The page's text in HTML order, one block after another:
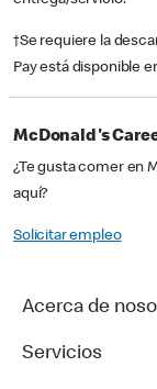
†Se requiere la
Pay está disponible
McDonald's
¿Te gusta comer en
aquí?
Solicitar empleo
Acerca de
Servicios